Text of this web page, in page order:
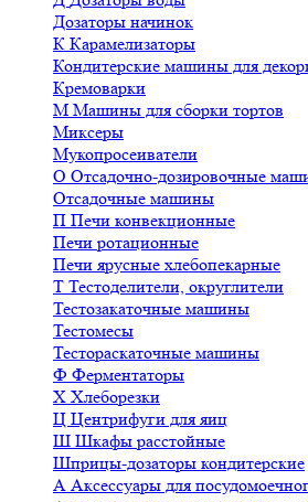
Дозаторы начинок
К Карамелизаторы
Кондитерские машины для
Кремоварки
М Машины для сборки тортов
Миксеры
Мукопросеиватели
О Отсадочно-дозировочные
Отсадочные машины
П Печи конвекционные
Печи ротационные
Печи ярусные хлебопекарные
Т Тестоделители, округлители
Тестозакаточные машины
Тестомесы
Тестораскаточные машины
Ф Ферментаторы
Х Хлеборезки
Ц Центрифуги для яиц
Ш Шкафы расстойные
Шприцы-дозаторы кондитерские
А Аксессуары для